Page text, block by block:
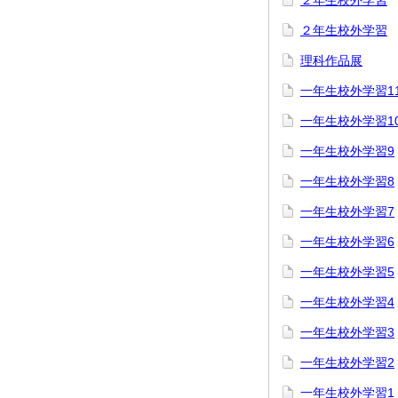
２年生校外学習
理科作品展
一年生校外学習
一年生校外学習
一年生校外学習9
一年生校外学習8
一年生校外学習7
一年生校外学習6
一年生校外学習5
一年生校外学習4
一年生校外学習3
一年生校外学習2
一年生校外学習1